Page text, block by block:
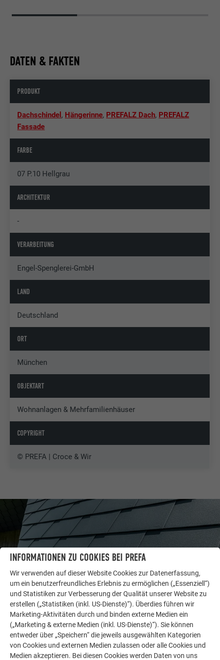
DATEN & FAKTEN
PRODUKT
Dachschindel , Hängerinne, PREFALZ Dach, PREFALZ
Fassade
FARBE
07 P.10 Hellgrau
ARCHITEKTUR
-
VERARBEITUNG
Engel-Spenglerei-GmbH
LAND
Deutschland
ORT
München
OBJEKTART
Wohnanlagen & Mehrfamilienhäuser
COPYRIGHT
© PREFA | Croce & Wir
LASSEN SIE SICH INSPIRIEREN
WEITERE OBJEKTE
INFORMATIONEN ZU COOKIES BEI PREFA
Wir verwenden auf dieser Website Cookies zur Datenerfassung,
um ein benutzerfreundliches Erlebnis zu ermöglichen („Essenziell“)
und Statistiken zur Verbesserung der Qualität unserer Website zu
erstellen („Statistiken (inkl. US-Dienste)“). Überdies führen wir
Marketing-Aktivitäten durch und binden externe Medien ein
(„Marketing & externe Medien (inkl. US-Dienste)“). Sie können
entweder über „Speichern“ die jeweils ausgewählten Kategorien
von Cookies und externen Medien zulassen oder alle Cookies und
Medien akzeptieren. Bei diesen Cookies werden Daten von uns